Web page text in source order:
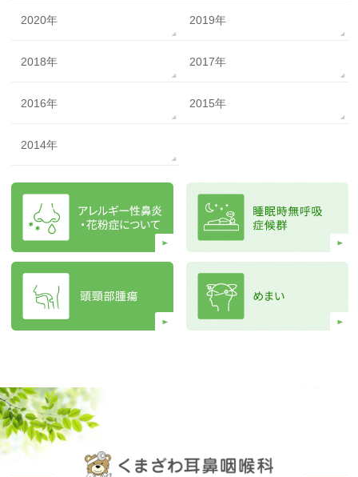
2020年 2019年
2018年 2017年
2016年 2015年
2014年